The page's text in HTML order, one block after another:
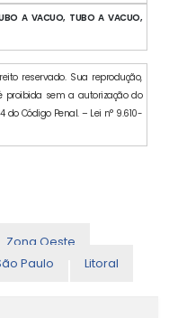
A VACUO, TUBO A VACUO,
reservado. Sua reprodução,
proibida sem a autorização do
Código Penal. – Lei n° 9.610-
Zona Oeste
Paulo
Litoral